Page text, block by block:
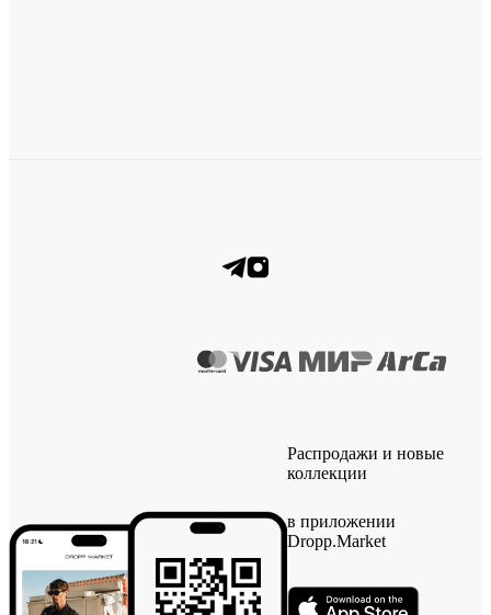
Распродажи и новые
коллекции
в приложении
Dropp.Market